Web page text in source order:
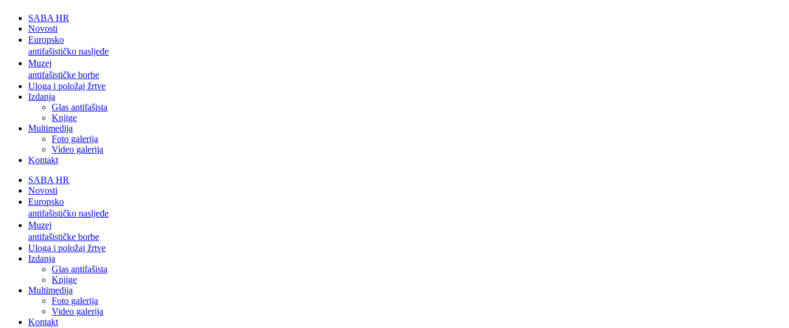
SABA HR
Novosti
Europsko
antifašističko nasljeđe
Muzej
antifašističke borbe
Uloga i položaj žrtve
Izdanja
Glas antifašista
Knjige
Multimedija
Foto galerija
Video galerija
Kontakt
SABA HR
Novosti
Europsko
antifašističko nasljeđe
Muzej
antifašističke borbe
Uloga i položaj žrtve
Izdanja
Glas antifašista
Knjige
Multimedija
Foto galerija
Video galerija
Kontakt